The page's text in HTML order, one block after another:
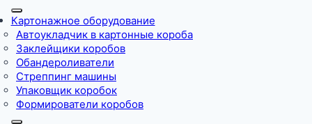
Картонажное оборудование
Автоукладчик в картонные короба
Заклейщики коробов
Обандероливатели
Стреппинг машины
Упаковщик коробок
Формирователи коробов